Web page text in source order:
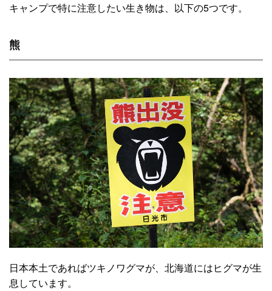
キャンプで特に注意したい生き物は、以下の5つです。
熊
日本本土であればツキノワグマが、北海道にはヒグマが生
息しています。